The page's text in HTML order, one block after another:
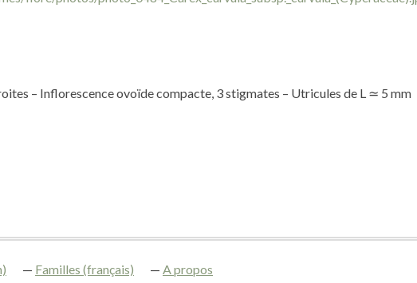
– Inflorescence ovoïde compacte, 3 stigmates – Utricules de L ≃ 5 mm
Familles (français)
A propos